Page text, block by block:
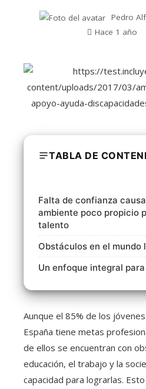
Pedro
Hace 1 año
TABLA DE
Falta de confianza
ambiente poco propicio
talento
Obstáculos en el mundo
Un enfoque integral
Aunque el 85% de los
España tiene metas
de ellos se encuentran con
educación, el trabajo y la
capacidad para lograrlas.